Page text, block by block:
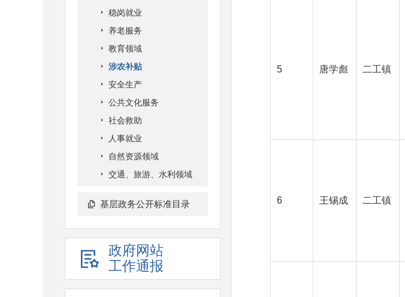
稳岗就业
养老服务
教育领域
涉农补贴
安全生产
公共文化服务
社会救助
人事就业
自然资源领域
交通、旅游、水利领域
基层政务公开标准目录
政府网站
工作通报
5 唐学彪 二工镇
6 王锡成 二工镇